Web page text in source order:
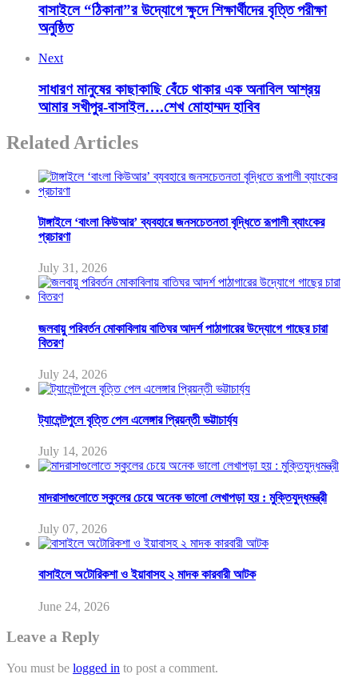
বাসাইলে “ঠিকানা”র উদ্যোগে ক্ষুদে শিক্ষার্থীদের বৃত্তি পরীক্ষা
অনুষ্ঠিত
Next
সাধারণ মানুষের কাছাকাছি বেঁচে থাকার এক অনাবিল আশ্রয়
আমার সখীপুর-বাসাইল….শেখ মোহাম্মদ হাবিব
Related Articles
টাঙ্গাইলে ‘বাংলা কিউআর’ ব্যবহারে জনসচেতনতা বৃদ্ধিতে রূপালী ব্যাংকের
প্রচারণা
July 31, 2026
জলবায়ু পরিবর্তন মোকাবিলায় বাতিঘর আদর্শ পাঠাগারের উদ্যোগে গাছের চারা
বিতরণ
July 24, 2026
ট্যালেন্টপুলে বৃত্তি পেল এলেঙ্গার প্রিয়ন্তী ভট্টাচার্য্য
July 14, 2026
মাদরাসাগুলোতে স্কুলের চেয়ে অনেক ভালো লেখাপড়া হয় : মুক্তিযুদ্ধমন্ত্রী
July 07, 2026
বাসাইলে অটোরিকশা ও ইয়াবাসহ ২ মাদক কারবারী আটক
June 24, 2026
Leave a Reply
You must be logged in to post a comment.